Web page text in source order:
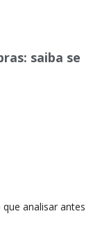
saiba se
analisar antes